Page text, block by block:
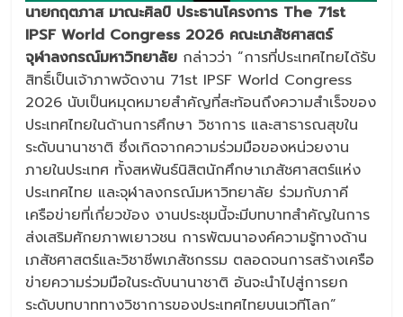
นายกฤตภาส มาณะศิลป์ ประธานโครงการ The 71st
IPSF World Congress 2026 คณะเภสัชศาสตร์
จุฬาลงกรณ์มหาวิทยาลัย กล่าวว่า “การที่ประเทศไทยได้รับ
สิทธิ์เป็นเจ้าภาพจัดงาน 71st IPSF World Congress
2026 นับเป็นหมุดหมายสำคัญที่สะท้อนถึงความสำเร็จของ
ประเทศไทยในด้านการศึกษา วิชาการ และสาธารณสุขใน
ระดับนานาชาติ ซึ่งเกิดจากความร่วมมือของหน่วยงาน
ภายในประเทศ ทั้งสหพันธ์นิสิตนักศึกษาเภสัชศาสตร์แห่ง
ประเทศไทย และจุฬาลงกรณ์มหาวิทยาลัย ร่วมกับภาคี
เครือข่ายที่เกี่ยวข้อง งานประชุมนี้จะมีบทบาทสำคัญในการ
ส่งเสริมศักยภาพเยาวชน การพัฒนาองค์ความรู้ทางด้าน
เภสัชศาสตร์และวิชาชีพเภสัชกรรม ตลอดจนการสร้างเครือ
ข่ายความร่วมมือในระดับนานาชาติ อันจะนำไปสู่การยก
ระดับบทบาททางวิชาการของประเทศไทยบนเวทีโลก”